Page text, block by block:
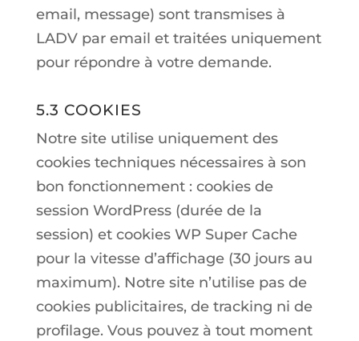
email, message) sont transmises à
LADV par email et traitées uniquement
pour répondre à votre demande.
5.3 COOKIES
Notre site utilise uniquement des
cookies techniques nécessaires à son
bon fonctionnement : cookies de
session WordPress (durée de la
session) et cookies WP Super Cache
pour la vitesse d’affichage (30 jours au
maximum). Notre site n’utilise pas de
cookies publicitaires, de tracking ni de
profilage. Vous pouvez à tout moment